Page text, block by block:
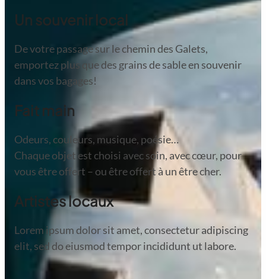
Un souvenir local
De votre passage sur le chemin des Galets,
emportez plus que des grains de sable en souvenir
dans vos bagages!
Fait main
Odeurs, couleurs, musique, poésie…
Chaque objet est choisi avec soin, avec cœur, pour
vous être offert – ou être offert à un être cher.
Artistes locaux
Lorem ipsum dolor sit amet, consectetur adipiscing
elit, sed do eiusmod tempor incididunt ut labore.